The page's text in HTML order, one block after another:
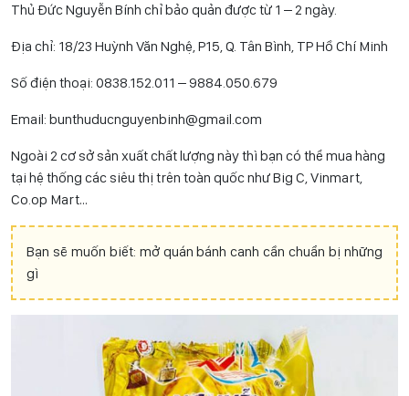
Thủ Đức Nguyễn Bính chỉ bảo quản được từ 1 – 2 ngày.
Địa chỉ: 18/23 Huỳnh Văn Nghệ, P15, Q. Tân Bình, TP Hồ Chí Minh
Số điện thoại: 0838.152.011 – 9884.050.679
Email: bunthuducnguyenbinh@gmail.com
Ngoài 2 cơ sở sản xuất chất lượng này thì bạn có thể mua hàng
tại hệ thống các siêu thị trên toàn quốc như Big C, Vinmart,
Co.op Mart…
Bạn sẽ muốn biết: mở quán bánh canh cần chuẩn bị những
gì